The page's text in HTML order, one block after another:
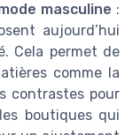
masculine :
aujourd’hui
Cela permet de
comme la
contrastes pour
boutiques qui